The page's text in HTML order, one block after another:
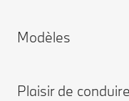
Garantie
Personnalisez la vôtre
BMW d'occasion
Modèles
BMW X
Plaisir de